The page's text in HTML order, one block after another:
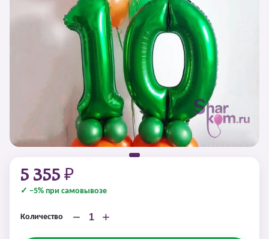
5 355 ₽
✓ −5% при самовывозе
Количество − +